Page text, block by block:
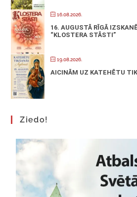
16.08.2026.
16. AUGUSTĀ RĪGĀ
“KLOSTERA STĀSTI”
19.08.2026.
AICINĀM UZ KATEHĒTU
Ziedo!